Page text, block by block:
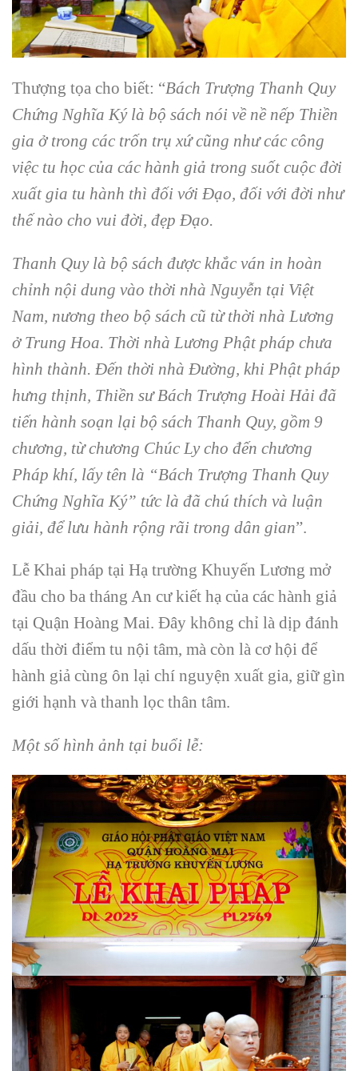
Thượng tọa cho biết: “Bách Trượng Thanh Quy
Chứng Nghĩa Ký là bộ sách nói về nề nếp Thiền
gia ở trong các trốn trụ xứ cũng như các công
việc tu học của các hành giả trong suốt cuộc đời
xuất gia tu hành thì đối với Đạo, đối với đời như
thế nào cho vui đời, đẹp Đạo.
Thanh Quy là bộ sách được khắc ván in hoàn
chỉnh nội dung vào thời nhà Nguyễn tại Việt
Nam, nương theo bộ sách cũ từ thời nhà Lương
ở Trung Hoa. Thời nhà Lương Phật pháp chưa
hình thành. Đến thời nhà Đường, khi Phật pháp
hưng thịnh, Thiền sư Bách Trượng Hoài Hải đã
tiến hành soạn lại bộ sách Thanh Quy, gồm 9
chương, từ chương Chúc Ly cho đến chương
Pháp khí, lấy tên là “Bách Trượng Thanh Quy
Chứng Nghĩa Ký” tức là đã chú thích và luận
giải, để lưu hành rộng rãi trong dân gian”.
Lễ Khai pháp tại Hạ trường Khuyến Lương mở
đầu cho ba tháng An cư kiết hạ của các hành giả
tại Quận Hoàng Mai. Đây không chỉ là dịp đánh
dấu thời điểm tu nội tâm, mà còn là cơ hội để
hành giả cùng ôn lại chí nguyện xuất gia, giữ gìn
giới hạnh và thanh lọc thân tâm.
Một số hình ảnh tại buổi lễ: